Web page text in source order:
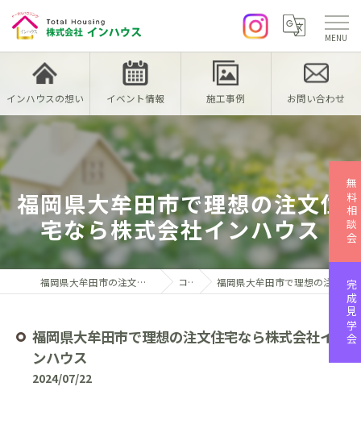
インハウスの想い イベント情報 施工事例 お問い合わせ
福岡県大牟田市で理想の注文住
宅なら株式会社インハウス
福岡県大牟田市の注文住宅なら株式会社インハウス コラム 福岡県大牟田市で理想の注文住宅なら株式会社インハウス
福岡県大牟田市で理想の注文住宅なら株式会社イ
ンハウス
2024/07/22
無料相談会
完成見学会